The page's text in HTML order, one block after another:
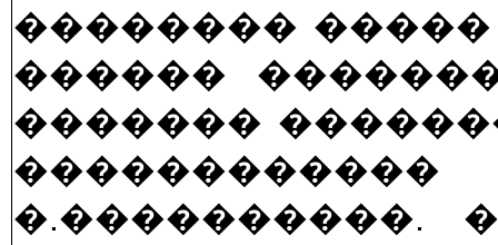
��������
������
�������
�.����������.